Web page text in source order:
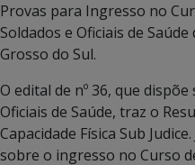
Provas para Ingresso no
Soldados e Oficiais de
Grosso do Sul.
O edital de nº 36, que
Oficiais de Saúde, traz o
Capacidade Física Sub
sobre o ingresso no Curso